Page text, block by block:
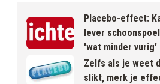
Placebo-effect:
lever
'wat minder vurig'
Zelfs als je weet
slikt, merk je